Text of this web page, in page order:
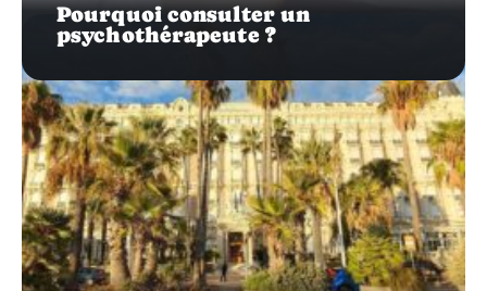
Pourquoi consulter un
psychothérapeute ?